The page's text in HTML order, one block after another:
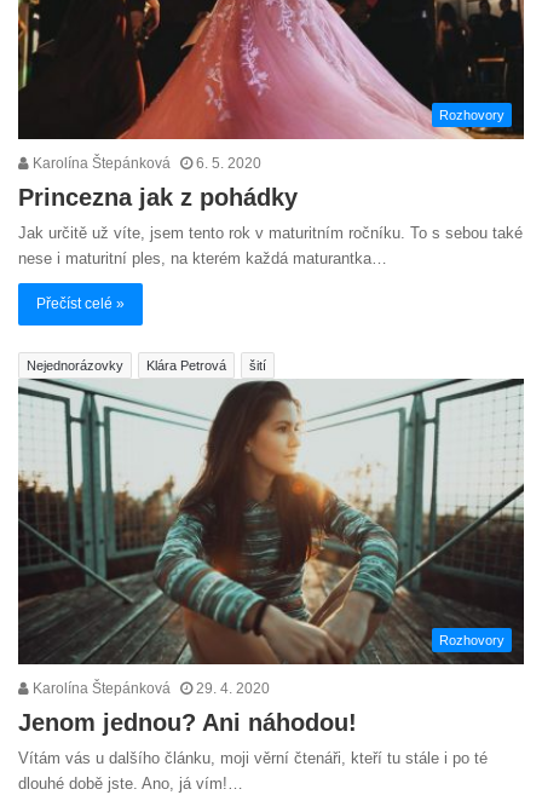
Rozhovory
Karolína Štepánková 6. 5. 2020
Princezna jak z pohádky
Jak určitě už víte, jsem tento rok v maturitním ročníku. To s sebou také
nese i maturitní ples, na kterém každá maturantka…
Přečíst celé »
Nejednorázovky Klára Petrová šití
Rozhovory
Karolína Štepánková 29. 4. 2020
Jenom jednou? Ani náhodou!
Vítám vás u dalšího článku, moji věrní čtenáři, kteří tu stále i po té
dlouhé době jste. Ano, já vím!…